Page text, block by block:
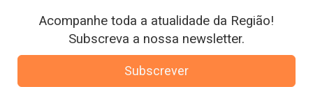
Acompanhe toda a atualidade da Região!
Subscreva a nossa newsletter.
Subscrever